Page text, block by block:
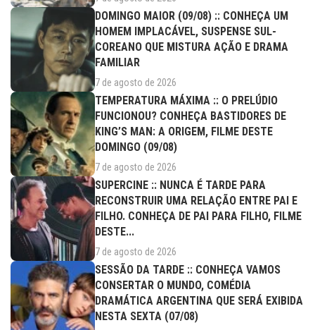
DOMINGO MAIOR (09/08) :: CONHEÇA UM
HOMEM IMPLACÁVEL, SUSPENSE SUL-
COREANO QUE MISTURA AÇÃO E DRAMA
FAMILIAR
7 de agosto de 2026
TEMPERATURA MÁXIMA :: O PRELÚDIO
FUNCIONOU? CONHEÇA BASTIDORES DE
KING’S MAN: A ORIGEM, FILME DESTE
DOMINGO (09/08)
7 de agosto de 2026
SUPERCINE :: NUNCA É TARDE PARA
RECONSTRUIR UMA RELAÇÃO ENTRE PAI E
FILHO. CONHEÇA DE PAI PARA FILHO, FILME
DESTE...
7 de agosto de 2026
SESSÃO DA TARDE :: CONHEÇA VAMOS
CONSERTAR O MUNDO, COMÉDIA
DRAMÁTICA ARGENTINA QUE SERÁ EXIBIDA
NESTA SEXTA (07/08)